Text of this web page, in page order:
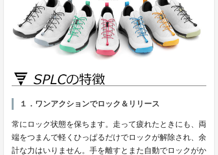
１．ワンアクションでロック＆リリース
常にロック状態を保ちます。走って疲れたときにも、両
端をつまんで軽くひっぱるだけでロックが解除され、余
計な力はいりません。手を離すとまた自動でロックがか